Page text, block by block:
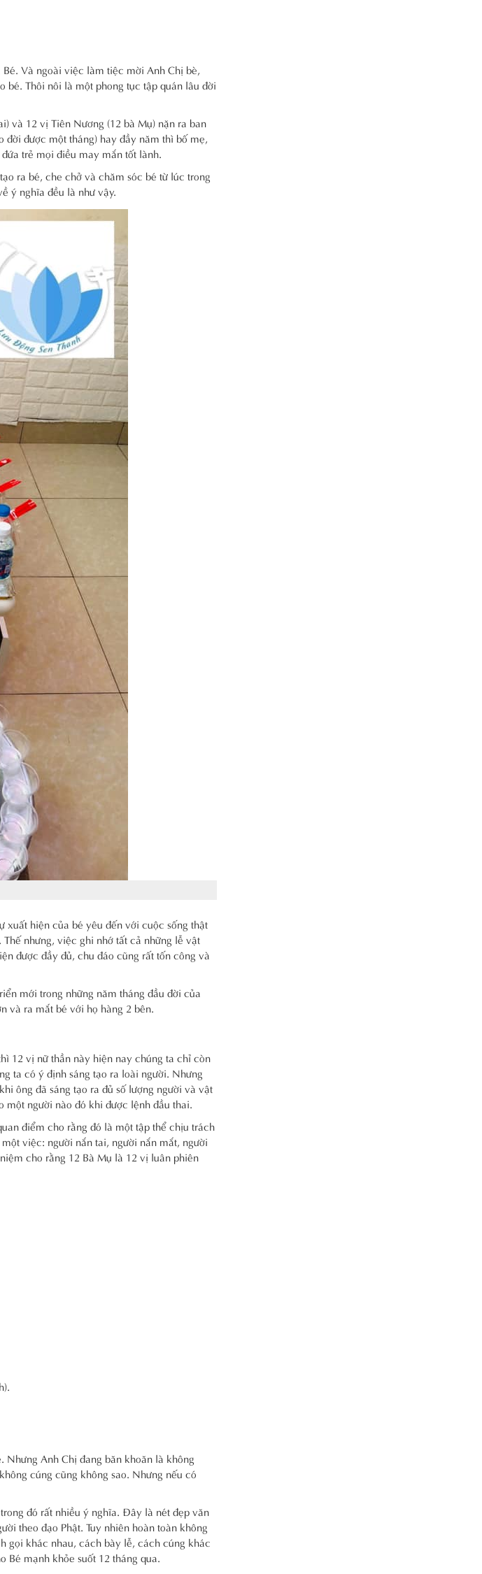
Và ngoài việc làm tiệc mời Anh Chị bè,
Thôi nôi là một phong tục tập quán lâu đời
và 12 vị Tiên Nương (12 bà Mụ) nặn ra ban
đời được một tháng) hay đầy năm thì bố mẹ,
trẻ mọi điều may mắn tốt lành.
ra bé, che chở và chăm sóc bé từ lúc trong
ý nghĩa đều là như vậy.
hiện của bé yêu đến với cuộc sống thật
nhưng, việc ghi nhớ tất cả những lễ vật
được đầy đủ, chu đáo cũng rất tốn công và
mới trong những năm tháng đầu đời của
và ra mắt bé với họ hàng 2 bên.
12 vị nữ thần này hiện nay chúng ta chỉ còn
ta có ý định sáng tạo ra loài người. Nhưng
ông đã sáng tạo ra đủ số lượng người và vật
người nào đó khi được lệnh đầu thai.
điểm cho rằng đó là một tập thể chịu trách
việc: người nắn tai, người nắn mắt, người
cho rằng 12 Bà Mụ là 12 vị luân phiên
Anh Chị đang băn khoăn là không
cúng cũng không sao. Nhưng nếu có
đó rất nhiều ý nghĩa. Đây là nét đẹp văn
theo đạo Phật. Tuy nhiên hoàn toàn không
gọi khác nhau, cách bày lễ, cách cúng khác
Bé mạnh khỏe suốt 12 tháng qua.